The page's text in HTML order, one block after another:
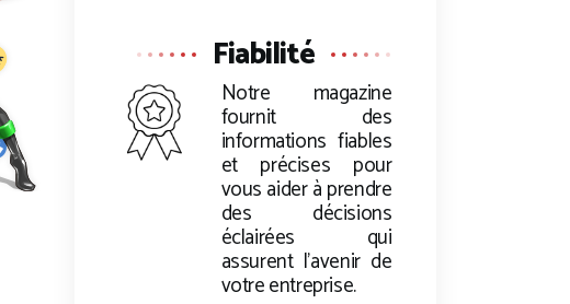
Fiabilité
Notre magazine
fournit des
informations fiables
et précises pour
vous aider à prendre
des décisions
éclairées qui
assurent l’avenir de
votre entreprise.